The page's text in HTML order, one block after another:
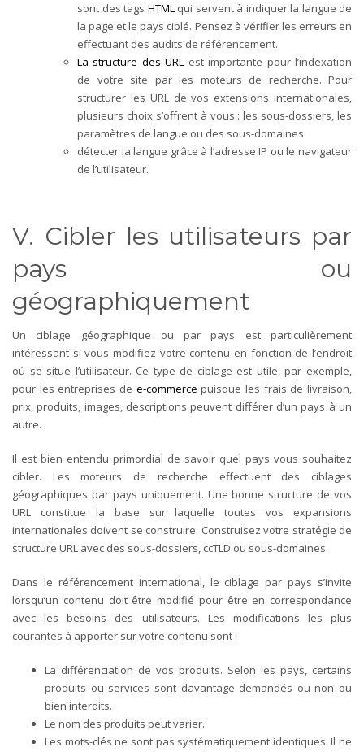
sont des tags HTMLqui servent à indiquer la langue de
la page et le pays ciblé. Pensez à vérifier les erreurs en
effectuant des audits de référencement.
La structure des URL est importante pour l’indexation
de votre site par les moteurs de recherche. Pour
structurer les URL de vos extensions internationales,
plusieurs choix s’offrent à vous : les sous-dossiers, les
paramètres de langue ou des sous-domaines.
détecter la langue grâce à l’adresse IP ou le navigateur
de l’utilisateur.
V. Cibler les utilisateurs par
pays ou
géographiquement
Un ciblage géographique ou par pays est particulièrement
intéressant si vous modifiez votre contenu en fonction de l’endroit
où se situe l’utilisateur. Ce type de ciblage est utile, par exemple,
pour les entreprises de e-commerce puisque les frais de livraison,
prix, produits, images, descriptions peuvent différer d’un pays à un
autre.
Il est bien entendu primordial de savoir quel pays vous souhaitez
cibler. Les moteurs de recherche effectuent des ciblages
géographiques par pays uniquement. Une bonne structure de vos
URL constitue la base sur laquelle toutes vos expansions
internationales doivent se construire. Construisez votre stratégie de
structure URL avec des sous-dossiers, ccTLD ou sous-domaines.
Dans le référencement international, le ciblage par pays s’invite
lorsqu’un contenu doit être modifié pour être en correspondance
avec les besoins des utilisateurs. Les modifications les plus
courantes à apporter sur votre contenu sont :
La différenciation de vos produits. Selon les pays, certains
produits ou services sont davantage demandés ou non ou
bien interdits.
Le nom des produits peut varier.
Les mots-clés ne sont pas systématiquement identiques. Il ne